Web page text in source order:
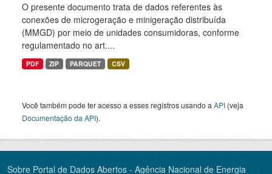
O presente documento trata de dados referentes às
conexões de microgeração e minigeração distribuída
(MMGD) por meio de unidades consumidoras, conforme
regulamentado no art....
PDF ZIP PARQUET CSV
Você também pode ter acesso a esses registros usando a API (veja
Documentação da API).
Sobre Portal de Dados Abertos - Agência Nacional de Energia